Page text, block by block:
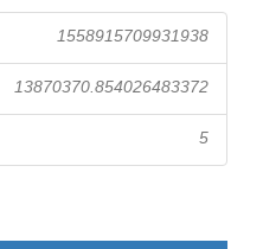
1558915709931938
13870370.854026483372
5